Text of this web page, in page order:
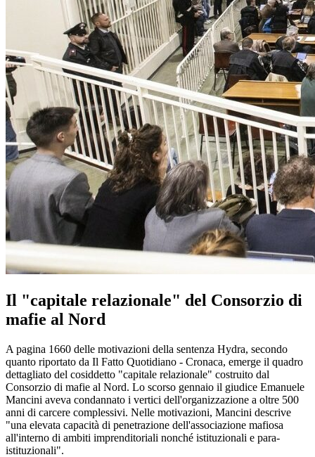
Il "capitale relazionale" del Consorzio di
mafie al Nord
A pagina 1660 delle motivazioni della sentenza Hydra, secondo
quanto riportato da Il Fatto Quotidiano - Cronaca, emerge il quadro
dettagliato del cosiddetto "capitale relazionale" costruito dal
Consorzio di mafie al Nord. Lo scorso gennaio il giudice Emanuele
Mancini aveva condannato i vertici dell'organizzazione a oltre 500
anni di carcere complessivi. Nelle motivazioni, Mancini descrive
"una elevata capacità di penetrazione dell'associazione mafiosa
all'interno di ambiti imprenditoriali nonché istituzionali e para-
istituzionali".